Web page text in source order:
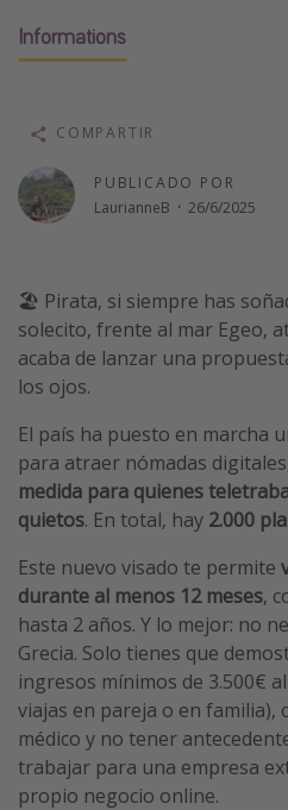
Camping
Glamping
Viajar sola como mujer
Ofertas para Vacaciones Activas
Viajes en familia
Viajes para singles
Escapadas románticas
Más temas
Trabajar en el extranjero
Cruceros por el Mediterráneo
Hoteles más hot de España
Guía de equipaje de mano
Parques de atracciones
Viaja con musicales
El Rey León el musical
Harry Potter en Londres y
Eventos deportivos
Informations
PUBLICADO POR
LaurianneB · 26/6/2025
COMPARTIR
🏖️ Pirata, si siempre has
solecito, frente al mar Egeo,
acaba de lanzar una
los ojos.
El país ha puesto en marcha
para atraer nómadas
medida para quienes
quietos. En total, hay 2.000
Este nuevo visado te permite
durante al menos 12 meses,
hasta 2 años. Y lo mejor: no
Grecia. Solo tienes que
ingresos mínimos de 3.500€
viajas en pareja o en familia),
médico y no tener
trabajar para una empresa
propio negocio online.